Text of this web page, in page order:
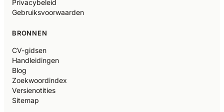
Privacybeleid
Gebruiksvoorwaarden
BRONNEN
CV-gidsen
Handleidingen
Blog
Zoekwoordindex
Versienotities
Sitemap